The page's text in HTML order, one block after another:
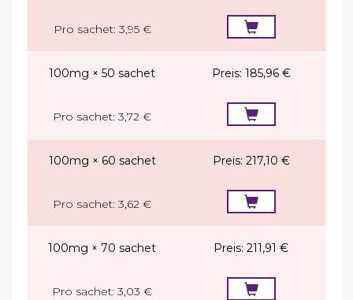
Pro sachet: 3,95 €
100mg × 50 sachet Preis: 185,96 €
Pro sachet: 3,72 €
100mg × 60 sachet Preis: 217,10 €
Pro sachet: 3,62 €
100mg × 70 sachet Preis: 211,91 €
Pro sachet: 3,03 €